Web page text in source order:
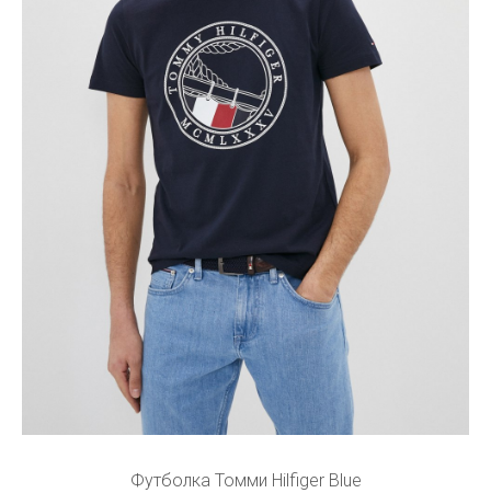
Футболка Томми Hilfiger Blue